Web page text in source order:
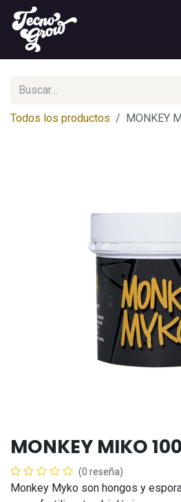
Ir al contenido
Todos los productos MONKEY
MONKEY MIKO 100
(0 reseña)
Monkey Myko son hongos y